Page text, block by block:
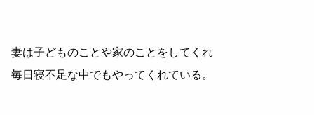
妻は子どものことや家のことをしてくれ
毎日寝不足な中でもやってくれている。